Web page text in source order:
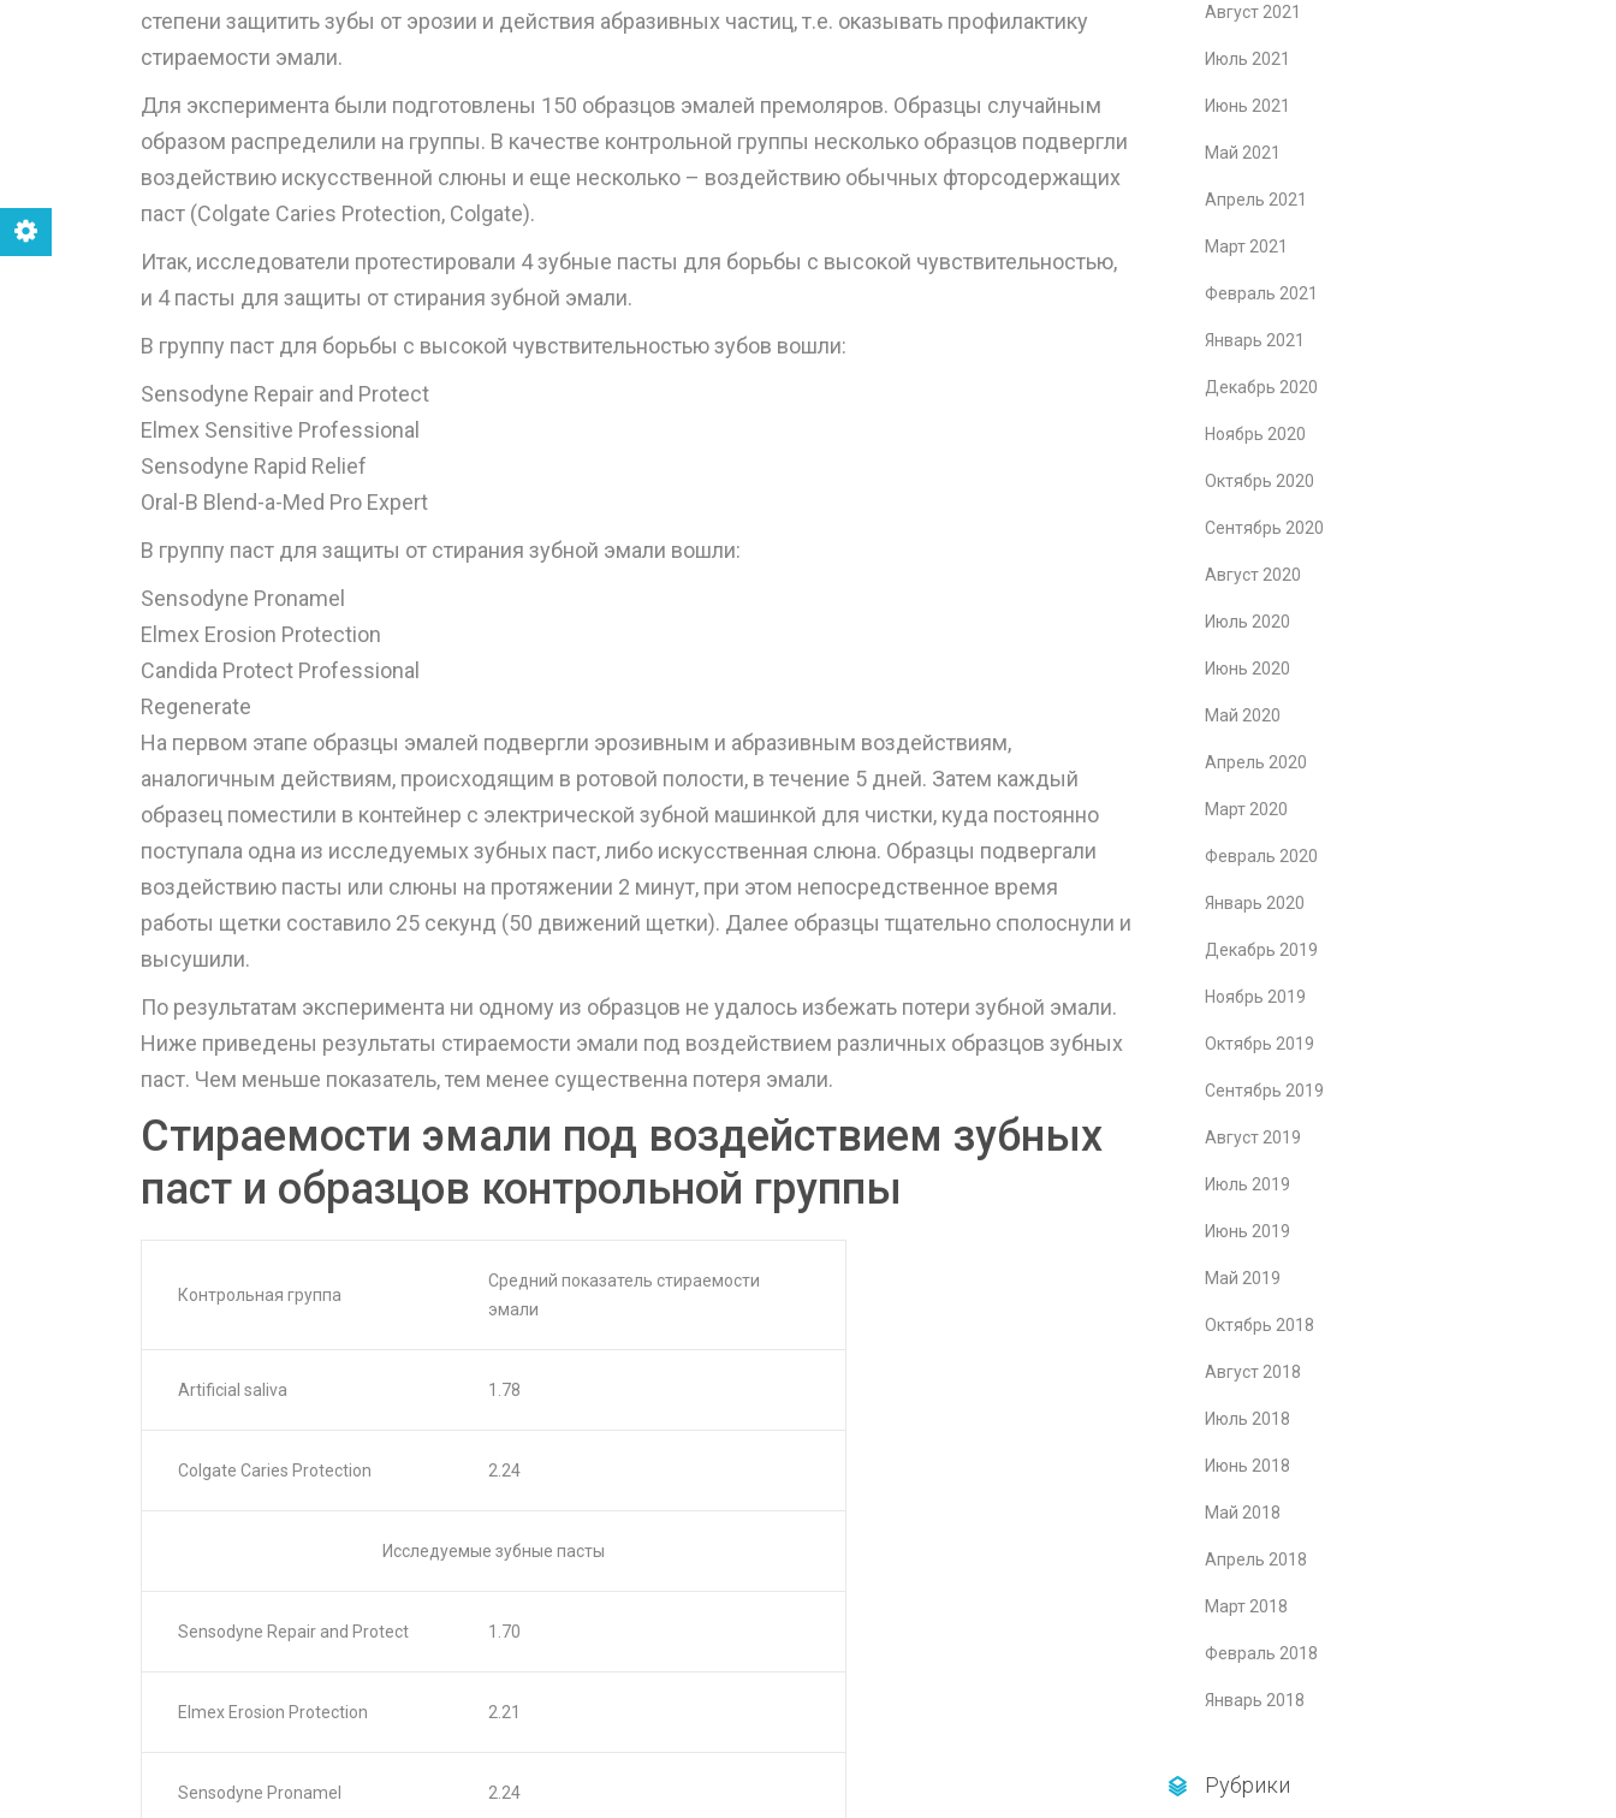
степени защитить зубы от эрозии и действия абразивных частиц, т.е. оказывать профилактику
стираемости эмали.
Для эксперимента были подготовлены 150 образцов эмалей премоляров. Образцы случайным
образом распределили на группы. В качестве контрольной группы несколько образцов подвергли
воздействию искусственной слюны и еще несколько – воздействию обычных фторсодержащих
паст (Colgate Caries Protection, Colgate).
Итак, исследователи протестировали 4 зубные пасты для борьбы с высокой чувствительностью,
и 4 пасты для защиты от стирания зубной эмали.
В группу паст для борьбы с высокой чувствительностью зубов вошли:
Sensodyne Repair and Protect
Elmex Sensitive Professional
Sensodyne Rapid Relief
Oral-B Blend-a-Med Pro Expert
В группу паст для защиты от стирания зубной эмали вошли:
Sensodyne Pronamel
Elmex Erosion Protection
Candida Protect Professional
Regenerate
На первом этапе образцы эмалей подвергли эрозивным и абразивным воздействиям,
аналогичным действиям, происходящим в ротовой полости, в течение 5 дней. Затем каждый
образец поместили в контейнер с электрической зубной машинкой для чистки, куда постоянно
поступала одна из исследуемых зубных паст, либо искусственная слюна. Образцы подвергали
воздействию пасты или слюны на протяжении 2 минут, при этом непосредственное время
работы щетки составило 25 секунд (50 движений щетки). Далее образцы тщательно сполоснули и
высушили.
По результатам эксперимента ни одному из образцов не удалось избежать потери зубной эмали.
Ниже приведены результаты стираемости эмали под воздействием различных образцов зубных
паст. Чем меньше показатель, тем менее существенна потеря эмали.
Стираемости эмали под воздействием зубных
паст и образцов контрольной группы
Контрольная группа
Средний показатель стираемости
эмали
Artificial saliva 1.78
Colgate Caries Protection 2.24
Исследуемые зубные пасты
Sensodyne Repair and Protect 1.70
Elmex Erosion Protection 2.21
Sensodyne Pronamel 2.24
Август 2021
Июль 2021
Июнь 2021
Май 2021
Апрель 2021
Март 2021
Февраль 2021
Январь 2021
Декабрь 2020
Ноябрь 2020
Октябрь 2020
Сентябрь 2020
Август 2020
Июль 2020
Июнь 2020
Май 2020
Апрель 2020
Март 2020
Февраль 2020
Январь 2020
Декабрь 2019
Ноябрь 2019
Октябрь 2019
Сентябрь 2019
Август 2019
Июль 2019
Июнь 2019
Май 2019
Октябрь 2018
Август 2018
Июль 2018
Июнь 2018
Май 2018
Апрель 2018
Март 2018
Февраль 2018
Январь 2018
Рубрики